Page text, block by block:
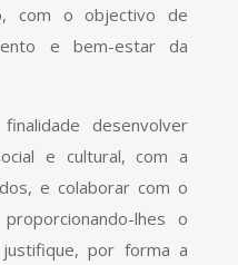
com o objectivo de
e bem-estar da
desenvolver
e cultural, com a
e colaborar com o
lhes o
por forma a